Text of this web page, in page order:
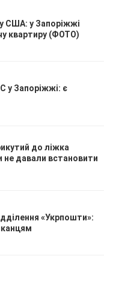
США: у Запоріжжі
квартиру (ФОТО)
у Запоріжжі: є
до ліжка
не давали встановити
«Укрпошти»: